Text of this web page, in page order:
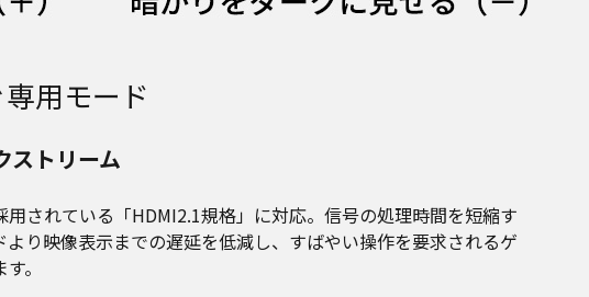
用モード
ストリーム
用されている「HDMI2.1規格」に対応。信号の処理時間を短縮す
より映像表示までの遅延を低減し、すばやい操作を要求されるゲ
。